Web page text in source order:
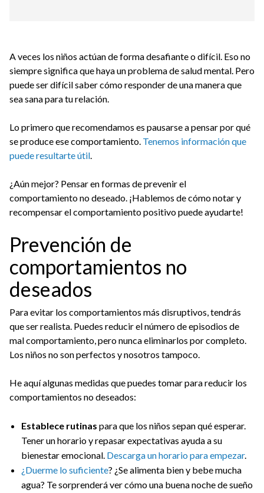
A veces los niños actúan de forma desafiante o difícil. Eso no
siempre significa que haya un problema de salud mental. Pero
puede ser difícil saber cómo responder de una manera que
sea sana para tu relación.
Lo primero que recomendamos es pausarse a pensar por qué
se produce ese comportamiento. Tenemos información que
puede resultarte útil.
¿Aún mejor? Pensar en formas de prevenir el
comportamiento no deseado. ¡Hablemos de cómo notar y
recompensar el comportamiento positivo puede ayudarte!
Prevención de
comportamientos no
deseados
Para evitar los comportamientos más disruptivos, tendrás
que ser realista. Puedes reducir el número de episodios de
mal comportamiento, pero nunca eliminarlos por completo.
Los niños no son perfectos y nosotros tampoco.
He aquí algunas medidas que puedes tomar para reducir los
comportamientos no deseados:
Establece rutinas para que los niños sepan qué esperar.
Tener un horario y repasar expectativas ayuda a su
bienestar emocional. Descarga un horario para empezar.
¿Duerme lo suficiente? ¿Se alimenta bien y bebe mucha
agua? Te sorprenderá ver cómo una buena noche de sueño